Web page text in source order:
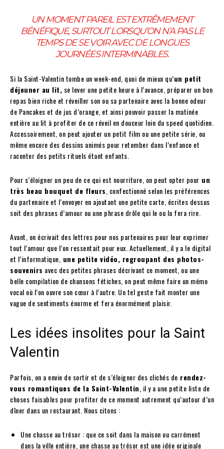
UN MOMENT PAREIL EST EXTRÊMEMENT
BÉNÉFIQUE, SURTOUT LORSQU’ON N’A PAS LE
TEMPS DE SE VOIR AVEC DE LONGUES
JOURNÉES INTERMINABLES.
Si la Saint-Valentin tombe un week-end, quoi de mieux qu’un petit
déjeuner au lit, se lever une petite heure à l’avance, préparer un bon
repas bien riche et réveiller son ou sa partenaire avec la bonne odeur
de Pancakes et de jus d’orange, et ainsi pouvoir passer la matinée
entière au lit à profiter de ce réveil en douceur loin du speed quotidien.
Accessoirement, on peut ajouter un petit film ou une petite série, ou
même encore des dessins animés pour retomber dans l’enfance et
raconter des petits rituels étant enfants.
Pour s’éloigner un peu de ce qui est nourriture, on peut opter pour un
très beau bouquet de fleurs , confectionné selon les préférences
du partenaire et l’envoyer en ajoutant une petite carte, écrites dessus
soit des phrases d’amour ou une phrase drôle qui le ou la fera rire.
Avant, on écrivait des lettres pour nos partenaires pour leur exprimer
tout l’amour que l’on ressentait pour eux. Actuellement, il y a le digital
et l’informatique, une petite vidéo, regroupant des photos-
souvenirs avec des petites phrases décrivant ce moment, ou une
belle compilation de chansons fétiches, on peut même faire un mémo
vocal où l’on ouvre son cœur à l’autre. Un tel geste fait monter une
vague de sentiments énorme et fera énormément plaisir.
Les idées insolites pour la Saint
Valentin
Parfois, on a envie de sortir et de s’éloigner des clichés de rendez-
vous romantiques de la Saint-Valentin , il y a une petite liste de
choses faisables pour profiter de ce moment autrement qu’autour d’un
dîner dans un restaurant. Nous citons :
Une chasse au trésor : que ce soit dans la maison ou carrément
dans la ville entière, une chasse au trésor est une idée originale